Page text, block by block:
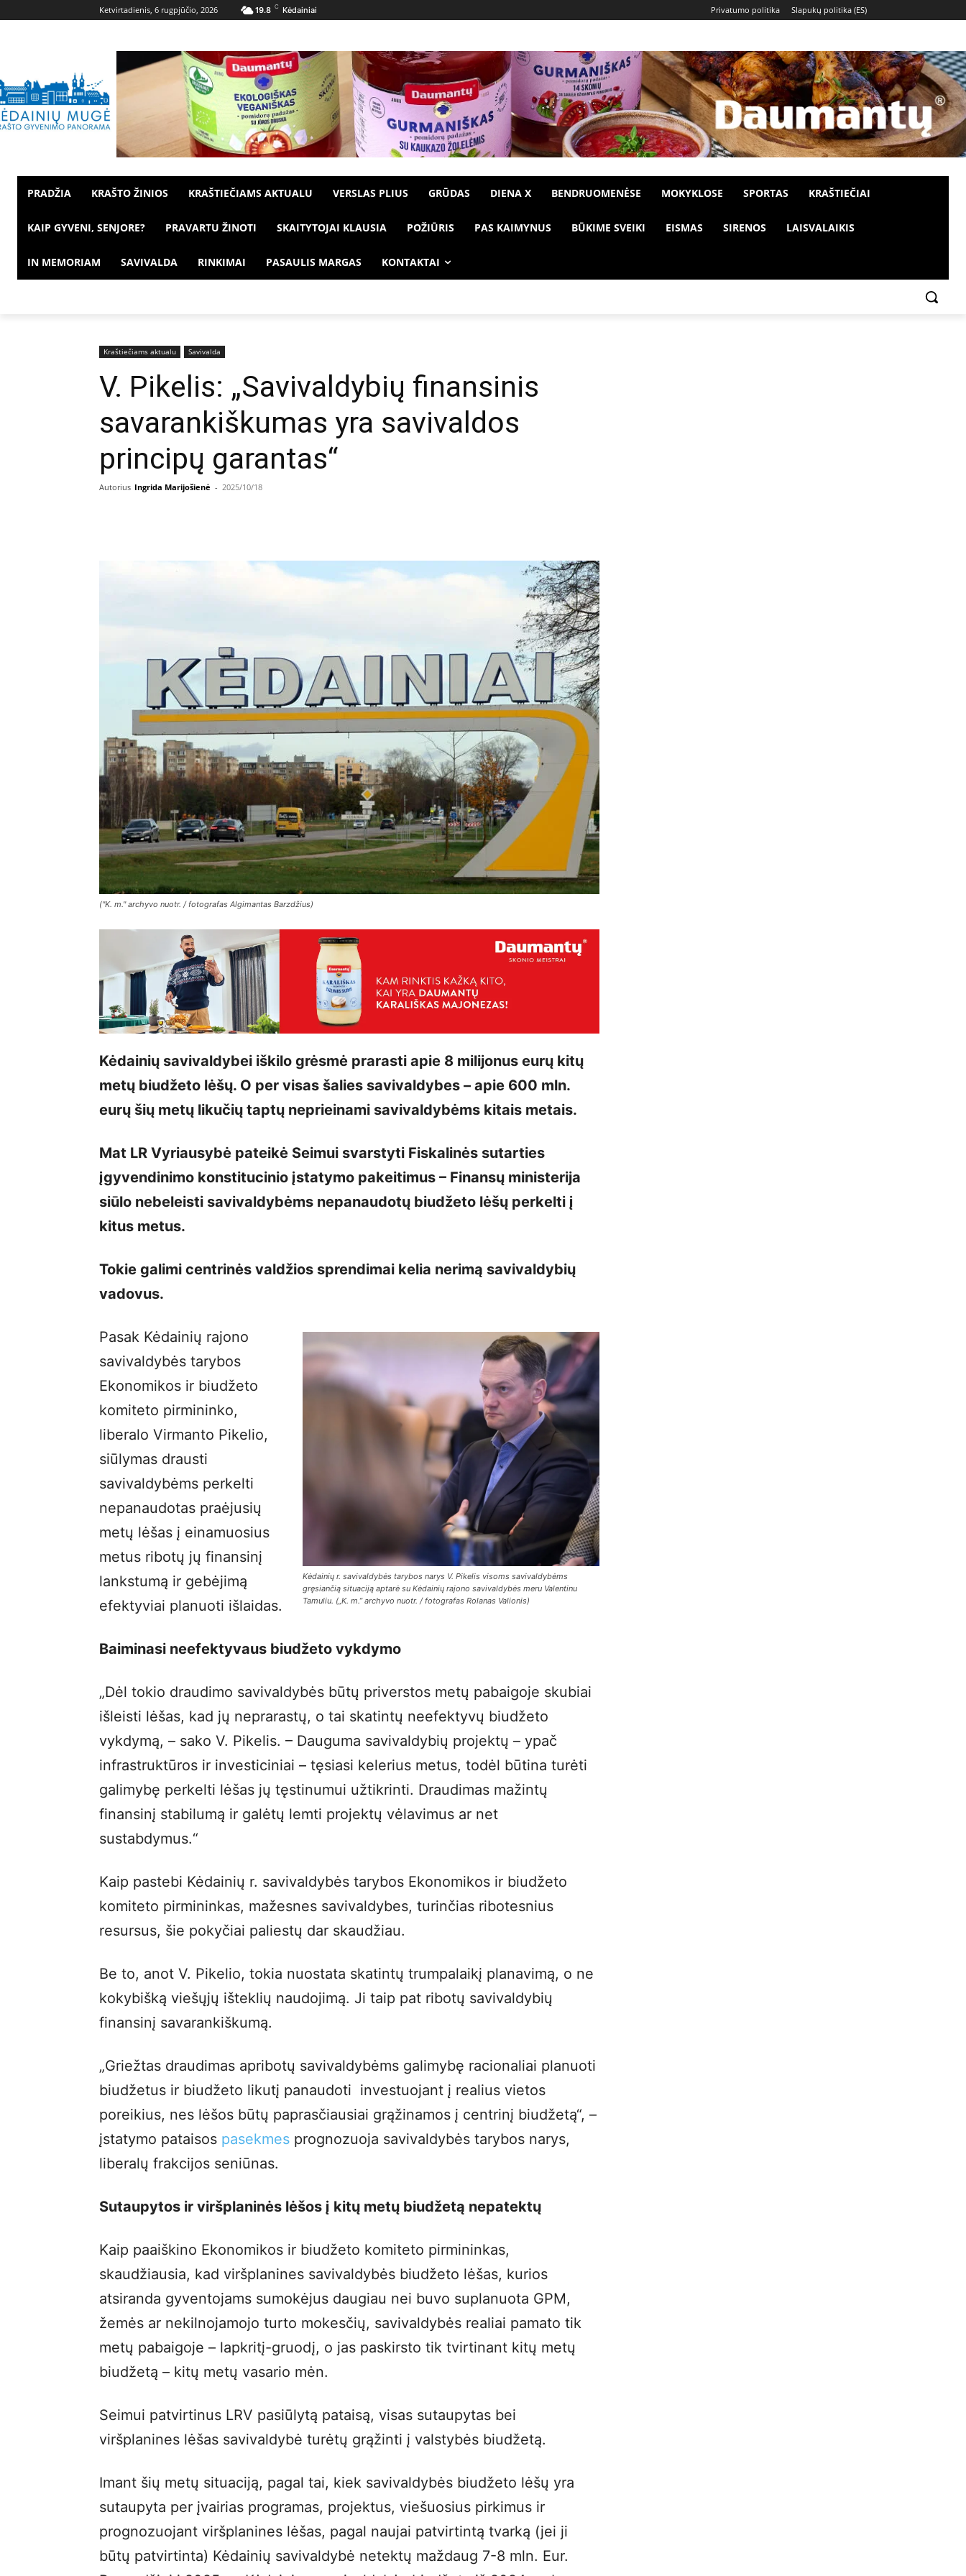
Ketvirtadienis, 6 rugpjūčio, 2026 19.8 C Kėdainiai Privatumo politika Slapukų politika (ES)
PRADŽIA KRAŠTO ŽINIOS KRAŠTIEČIAMS AKTUALU VERSLAS PLIUS GRŪDAS DIENA X BENDRUOMENĖSE MOKYKLOSE SPORTAS KRAŠTIEČIAI
KAIP GYVENI, SENJORE? PRAVARTU ŽINOTI SKAITYTOJAI KLAUSIA POŽIŪRIS PAS KAIMYNUS BŪKIME SVEIKI EISMAS SIRENOS LAISVALAIKIS
IN MEMORIAM SAVIVALDA RINKIMAI PASAULIS MARGAS KONTAKTAI
Kraštiečiams aktualu Savivalda
V. Pikelis: „Savivaldybių finansinis
savarankiškumas yra savivaldos
principų garantas“
Autorius Ingrida Marijošienė - 2025/10/18
("K. m." archyvo nuotr. / fotografas Algimantas Barzdžius)
Kėdainių savivaldybei iškilo grėsmė prarasti apie 8 milijonus eurų kitų
metų biudžeto lėšų. O per visas šalies savivaldybes – apie 600 mln.
eurų šių metų likučių taptų neprieinami savivaldybėms kitais metais.
Mat LR Vyriausybė pateikė Seimui svarstyti Fiskalinės sutarties
įgyvendinimo konstitucinio įstatymo pakeitimus – Finansų ministerija
siūlo nebeleisti savivaldybėms nepanaudotų biudžeto lėšų perkelti į
kitus metus.
Tokie galimi centrinės valdžios sprendimai kelia nerimą savivaldybių
vadovus.
Kėdainių r. savivaldybės tarybos narys V. Pikelis visoms savivaldybėms
gręsiančią situaciją aptarė su Kėdainių rajono savivaldybės meru Valentinu
Tamuliu. („K. m.” archyvo nuotr. / fotografas Rolanas Valionis)
Pasak Kėdainių rajono
savivaldybės tarybos
Ekonomikos ir biudžeto
komiteto pirmininko,
liberalo Virmanto Pikelio,
siūlymas drausti
savivaldybėms perkelti
nepanaudotas praėjusių
metų lėšas į einamuosius
metus ribotų jų finansinį
lankstumą ir gebėjimą
efektyviai planuoti išlaidas.
Baiminasi neefektyvaus biudžeto vykdymo
„Dėl tokio draudimo savivaldybės būtų priverstos metų pabaigoje skubiai
išleisti lėšas, kad jų neprarastų, o tai skatintų neefektyvų biudžeto
vykdymą, – sako V. Pikelis. – Dauguma savivaldybių projektų – ypač
infrastruktūros ir investiciniai – tęsiasi kelerius metus, todėl būtina turėti
galimybę perkelti lėšas jų tęstinumui užtikrinti. Draudimas mažintų
finansinį stabilumą ir galėtų lemti projektų vėlavimus ar net
sustabdymus.“
Kaip pastebi Kėdainių r. savivaldybės tarybos Ekonomikos ir biudžeto
komiteto pirmininkas, mažesnes savivaldybes, turinčias ribotesnius
resursus, šie pokyčiai paliestų dar skaudžiau.
Be to, anot V. Pikelio, tokia nuostata skatintų trumpalaikį planavimą, o ne
kokybišką viešųjų išteklių naudojimą. Ji taip pat ribotų savivaldybių
finansinį savarankiškumą.
„Griežtas draudimas apribotų savivaldybėms galimybę racionaliai planuoti
biudžetus ir biudžeto likutį panaudoti investuojant į realius vietos
poreikius, nes lėšos būtų paprasčiausiai grąžinamos į centrinį biudžetą“, –
įstatymo pataisos pasekmes prognozuoja savivaldybės tarybos narys,
liberalų frakcijos seniūnas.
Sutaupytos ir viršplaninės lėšos į kitų metų biudžetą nepatektų
Kaip paaiškino Ekonomikos ir biudžeto komiteto pirmininkas,
skaudžiausia, kad viršplanines savivaldybės biudžeto lėšas, kurios
atsiranda gyventojams sumokėjus daugiau nei buvo suplanuota GPM,
žemės ar nekilnojamojo turto mokesčių, savivaldybės realiai pamato tik
metų pabaigoje – lapkritį-gruodį, o jas paskirsto tik tvirtinant kitų metų
biudžetą – kitų metų vasario mėn.
Seimui patvirtinus LRV pasiūlytą pataisą, visas sutaupytas bei
viršplanines lėšas savivaldybė turėtų grąžinti į valstybės biudžetą.
Imant šių metų situaciją, pagal tai, kiek savivaldybės biudžeto lėšų yra
sutaupyta per įvairias programas, projektus, viešuosius pirkimus ir
prognozuojant viršplanines lėšas, pagal naujai patvirtintą tvarką (jei ji
būtų patvirtinta) Kėdainių savivaldybė netektų maždaug 7-8 mln. Eur.